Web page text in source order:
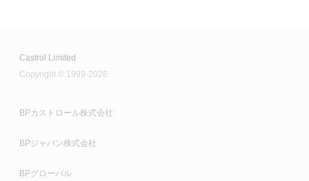
Castrol Limited
Copyright © 1999-2026
BPカストロール株式会社
BPジャパン株式会社
BPグローバル